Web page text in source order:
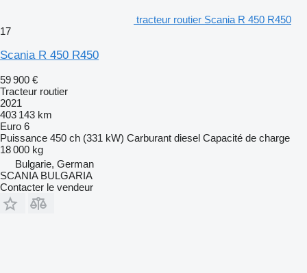
tracteur routier Scania R 450 R450
17
Scania R 450 R450
59 900 €
Tracteur routier
2021
403 143 km
Euro 6
Puissance 450 ch (331 kW) Carburant diesel Capacité de charge
18 000 kg
Bulgarie, German
SCANIA BULGARIA
Contacter le vendeur